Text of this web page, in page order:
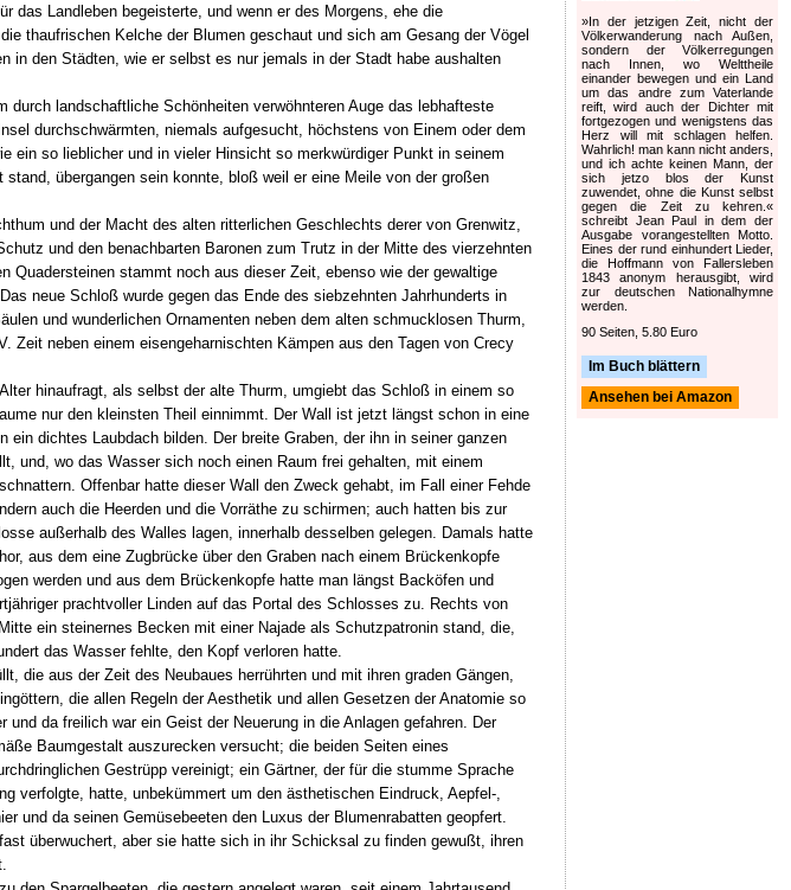
das Landleben begeisterte, und wenn er des Morgens, ehe die
thaufrischen Kelche der Blumen geschaut und sich am Gesang der Vögel
den Städten, wie er selbst es nur jemals in der Stadt habe aushalten
landschaftliche Schönheiten verwöhnteren Auge das lebhafteste
durchschwärmten, niemals aufgesucht, höchstens von Einem oder dem
ein so lieblicher und in vieler Hinsicht so merkwürdiger Punkt in seinem
übergangen sein konnte, bloß weil er eine Meile von der großen
und der Macht des alten ritterlichen Geschlechts derer von Grenwitz,
und den benachbarten Baronen zum Trutz in der Mitte des vierzehnten
Quadersteinen stammt noch aus dieser Zeit, ebenso wie der gewaltige
neue Schloß wurde gegen das Ende des siebzehnten Jahrhunderts in
und wunderlichen Ornamenten neben dem alten schmucklosen Thurm,
neben einem eisengeharnischten Kämpen aus den Tagen von Crecy
hinaufragt, als selbst der alte Thurm, umgiebt das Schloß in einem so
nur den kleinsten Theil einnimmt. Der Wall ist jetzt längst schon in eine
dichtes Laubdach bilden. Der breite Graben, der ihn in seiner ganzen
und, wo das Wasser sich noch einen Raum frei gehalten, mit einem
Offenbar hatte dieser Wall den Zweck gehabt, im Fall einer Fehde
auch die Heerden und die Vorräthe zu schirmen; auch hatten bis zur
außerhalb des Walles lagen, innerhalb desselben gelegen. Damals hatte
aus dem eine Zugbrücke über den Graben nach einem Brückenkopfe
werden und aus dem Brückenkopfe hatte man längst Backöfen und
prachtvoller Linden auf das Portal des Schlosses zu. Rechts von
ein steinernes Becken mit einer Najade als Schutzpatronin stand, die,
das Wasser fehlte, den Kopf verloren hatte.
die aus der Zeit des Neubaues herrührten und mit ihren graden Gängen,
die allen Regeln der Aesthetik und allen Gesetzen der Anatomie so
da freilich war ein Geist der Neuerung in die Anlagen gefahren. Der
Baumgestalt auszurecken versucht; die beiden Seiten eines
Gestrüpp vereinigt; ein Gärtner, der für die stumme Sprache
verfolgte, hatte, unbekümmert um den ästhetischen Eindruck, Aepfel-,
und da seinen Gemüsebeeten den Luxus der Blumenrabatten geopfert.
überwuchert, aber sie hatte sich in ihr Schicksal zu finden gewußt, ihren
»In der jetzigen Zeit, nicht der
Völkerwanderung nach Außen,
sondern der Völkerregungen
nach Innen, wo Welttheile
einander bewegen und ein Land
um das andre zum Vaterlande
reift, wird auch der Dichter mit
fortgezogen und wenigstens das
Herz will mit schlagen helfen.
Wahrlich! man kann nicht anders,
und ich achte keinen Mann, der
sich jetzo blos der Kunst
zuwendet, ohne die Kunst selbst
gegen die Zeit zu kehren.«
schreibt Jean Paul in dem der
Ausgabe vorangestellten Motto.
Eines der rund einhundert Lieder,
die Hoffmann von Fallersleben
1843 anonym herausgibt, wird
zur deutschen Nationalhymne
werden.
90 Seiten, 5.80 Euro
Im Buch blättern
Ansehen bei Amazon